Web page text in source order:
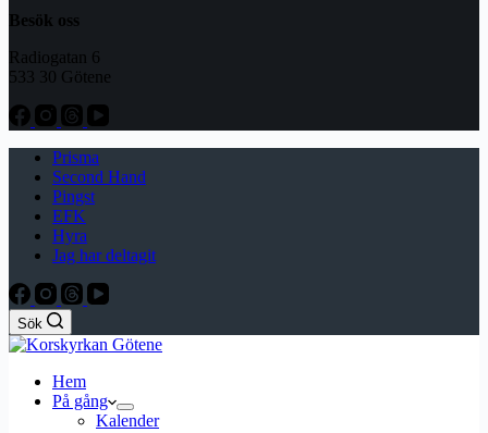
Besök oss
Radiogatan 6
533 30 Götene
Prisma
Second Hand
Pingst
EFK
Hyra
Jag har deltagit
Sök
Hem
På gång
Kalender